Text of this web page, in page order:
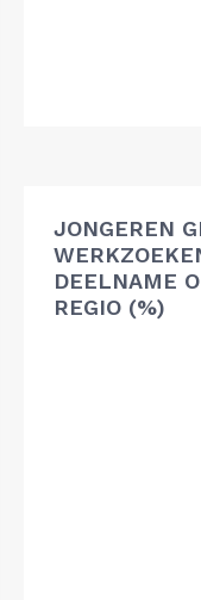
JONGEREN
DEELNAME
REGIO (%)